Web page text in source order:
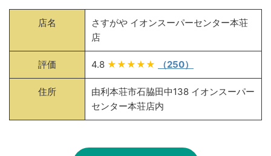
店名
さすがや イオンスーパーセンター本荘
店
評価 4.8 ★★★★★ （250）
住所
由利本荘市石脇田中138 イオンスーパー
センター本荘店内